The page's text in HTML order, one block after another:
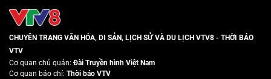
CHUYÊN TRANG VĂN HÓA, DI SẢN, LỊCH SỬ VÀ DU LỊCH VTV8 - THỜI BÁO
VTV
Cơ quan chủ quản:Đài Truyền hình Việt Nam
Cơ quan báo chí: Thời báo VTV